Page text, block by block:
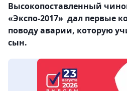
Высокопоставленный
«Экспо-2017» дал первые
поводу аварии, которую
сын.